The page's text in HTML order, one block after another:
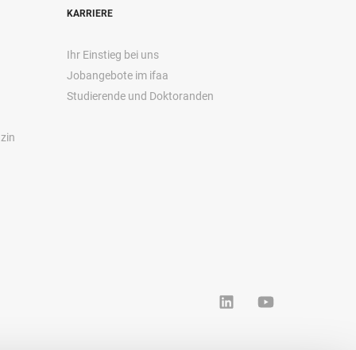
KARRIERE
Ihr Einstieg bei uns
Jobangebote im ifaa
Studierende und Doktoranden